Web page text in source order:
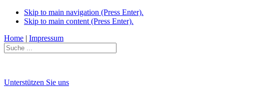
Skip to main navigation (Press Enter).
Skip to main content (Press Enter).
Home | Impressum
Unterstützen Sie uns